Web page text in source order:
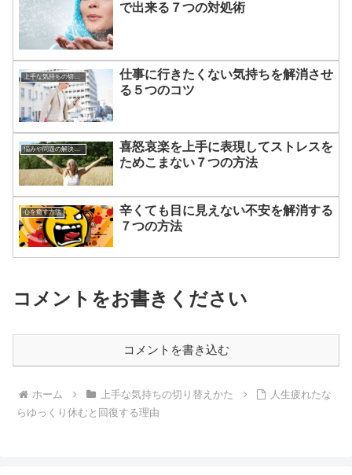
で出来る７つの対処術
上手な気持ちの切り替えかた
仕事に行きたくない気持ちを解消させ
る５つのコツ
悩みや問題の解決方法
喜怒哀楽を上手に表現してストレスを
ためこまない７つの方法
心を癒す方法
辛くても目に見えない不安を解消する
７つの方法
コメントをお書きください
コメントを書き込む
ホーム 上手な気持ちの切り替えかた
人生疲れたな
らゆっくり休むと回復する理由